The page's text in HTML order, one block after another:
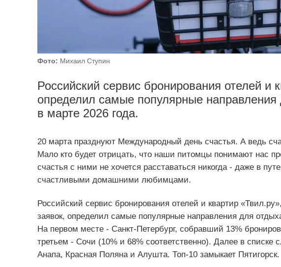
Фото: Михаил Ступин
Российский сервис бронирования отелей и
определил самые популярные
в марте 2026 года.
20 марта празднуют Международный день счастья. А ведь
Мало кто будет отрицать, что наши питомцы понимают нас
счастья с ними не хочется расставаться никогда - даже в
счастливыми домашними любимцами.
Российский сервис бронирования отелей и квартир
заявок, определил самые популярные направления для
На первом месте - Санкт-Петербург, собравший 13%
третьем - Сочи (10% и 68% соответственно). Далее в списке
Анапа, Красная Поляна и Алушта. Топ-10 замыкает Пятигорск.